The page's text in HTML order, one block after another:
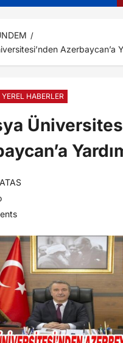
Azerbaycan’a
YEREL HABERLER